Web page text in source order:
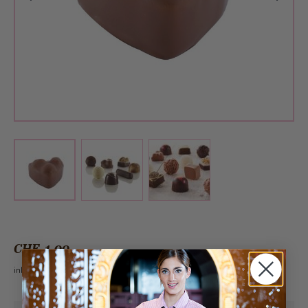
View larger imageView larger image
CHF 1.00
inkl. 2.6% MwSt.